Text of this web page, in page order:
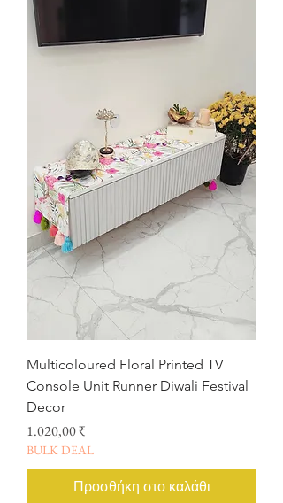
Multicoloured Floral Printed TV
Console Unit Runner Diwali Festival
Decor
Τιμή
1.020,00 ₹
BULK DEAL
Προσθήκη στο καλάθι